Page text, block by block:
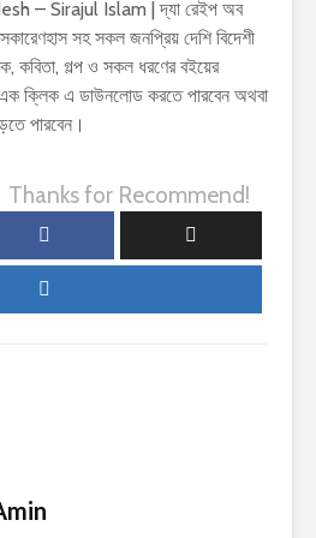
– Sirajul Islam | দ্যা রেইপ অব
সহ সকল জনপ্রিয় দেশি বিদেশী
কবিতা, গল্প ও সকল ধরণের বইয়ের
ক্লিক এ ডাউনলোড করতে পারবেন অথবা
পারবেন।
Thanks for Recommend!